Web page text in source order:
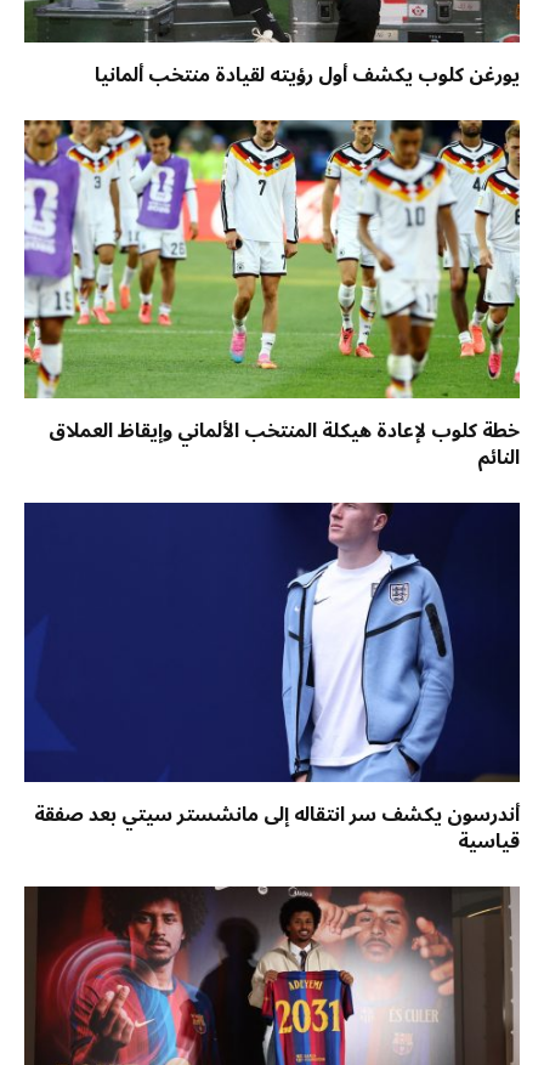
يورغن كلوب يكشف أول رؤيته لقيادة منتخب ألمانيا
خطة كلوب لإعادة هيكلة المنتخب الألماني وإيقاظ العملاق
النائم
أندرسون يكشف سر انتقاله إلى مانشستر سيتي بعد صفقة
قياسية